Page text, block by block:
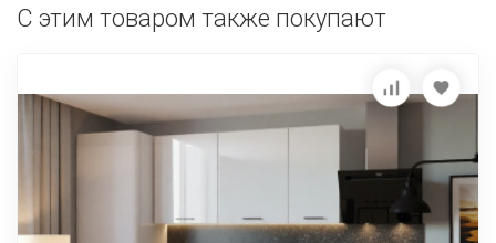
С этим товаром также покупают